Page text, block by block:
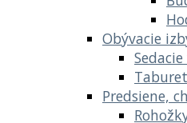
Obývacie
Predsiene,